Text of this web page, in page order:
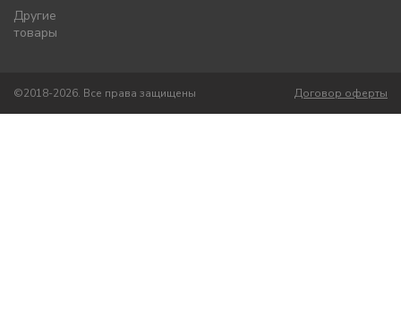
Другие
товары
©2018-2026. Все права защищены Договор оферты